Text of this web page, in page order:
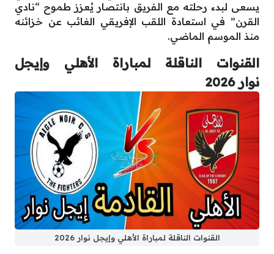
يسعى لبدء رحلته مع الفريق بانتصار يُعزز طموح “نادي
القرن” في استعادة اللقب الإفريقي الغائب عن خزائنه
منذ الموسم الماضي.
القنوات الناقلة لمباراة الأهلي وإيجل
نوار 2026
القنوات الناقلة لمباراة الأهلي وإيجل نوار 2026